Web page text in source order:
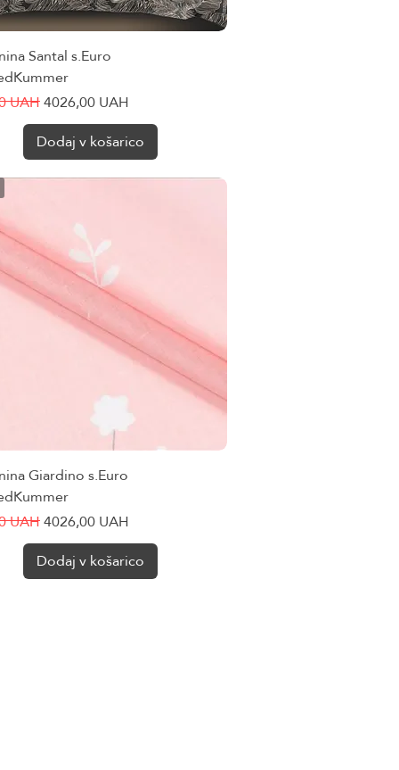
Hiter ogled
Santal s.Euro
UAHCena na razprodaji
4026,00 UAH
Dodaj v košarico
Hiter ogled
Giardino s.Euro
UAHCena na razprodaji
4026,00 UAH
Dodaj v košarico